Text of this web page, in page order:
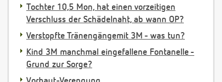
Tochter 10,5 Mon, hat einen vorzeitigen
Verschluss der Schädelnaht, ab wann OP?
Verstopfte Tränengängemit 3M - was tun?
Kind 3M manchmal eingefallene Fontanelle -
Grund zur Sorge?